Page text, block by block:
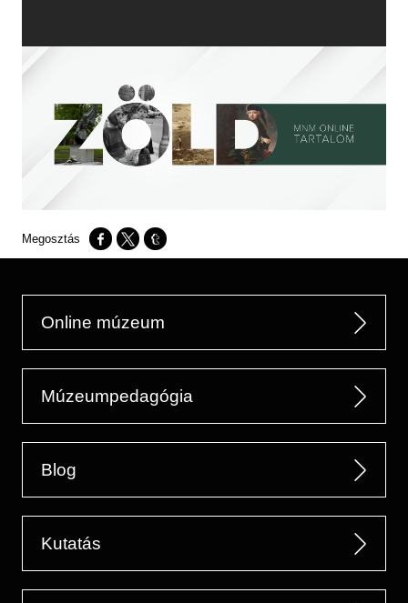
Opens in a new window
Opens in a new window
Opens in a new window
Online múzeum
Múzeumpedagógia
Blog
Kutatás